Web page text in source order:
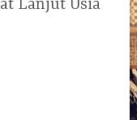
Lanjut Usia